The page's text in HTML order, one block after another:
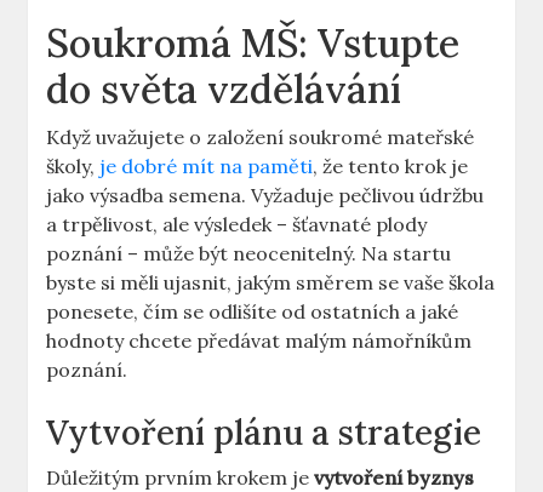
Soukromá MŠ: Vstupte
do světa vzdělávání
Když uvažujete o založení soukromé mateřské
školy, je dobré mít na paměti, že tento krok je
jako výsadba semena. Vyžaduje pečlivou údržbu
a trpělivost, ale výsledek – šťavnaté plody
poznání – může být neocenitelný. Na startu
byste si měli ujasnit, jakým směrem se vaše škola
ponesete, čím se odlišíte od ostatních a jaké
hodnoty chcete předávat malým námořníkům
poznání.
Vytvoření plánu a strategie
Důležitým prvním krokem jevytvoření byznys